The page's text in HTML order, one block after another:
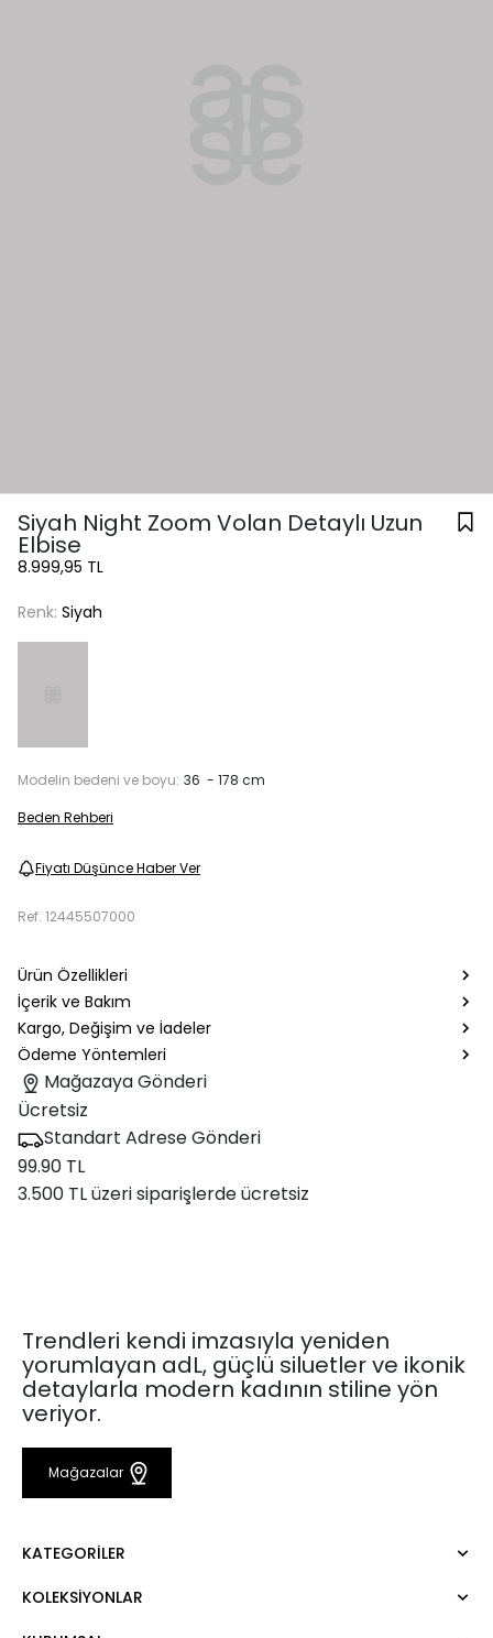
Siyah Night Zoom Volan Detaylı Uzun
Elbise
8.999,95 TL
Renk: Siyah
Modelin bedeni ve boyu: 36 - 178 cm
Beden Rehberi
Fiyatı Düşünce Haber Ver
Ref. 12445507000
Ürün Özellikleri
İçerik ve Bakım
Kargo, Değişim ve İadeler
Ödeme Yöntemleri
Mağazaya Gönderi
Ücretsiz
Standart Adrese Gönderi
99.90 TL
3.500 TL üzeri siparişlerde ücretsiz
Trendleri kendi imzasıyla yeniden
yorumlayan adL, güçlü siluetler ve ikonik
detaylarla modern kadının stiline yön
veriyor.
Mağazalar
KATEGORILER
Elbise
KOLEKSIYONLAR